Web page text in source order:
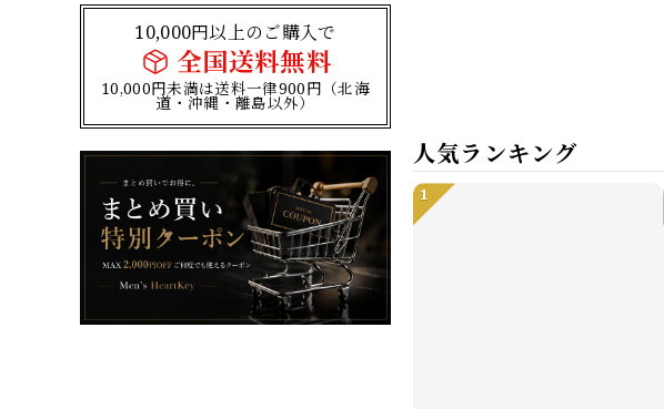
10,000円以上のご購入で
全国送料無料
10,000円未満は送料一律900円（北海
道・沖縄・離島以外）
人気ランキング
1